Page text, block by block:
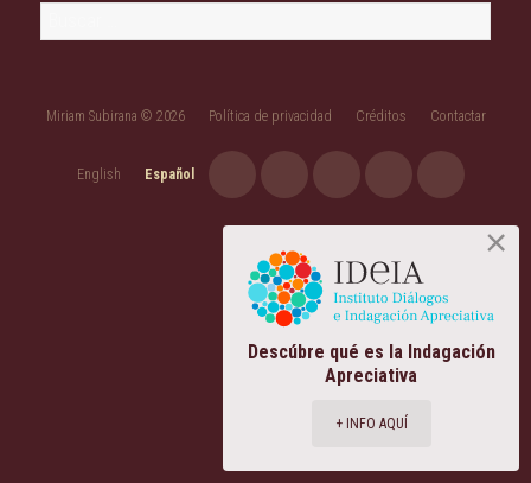
Miriam Subirana © 2026 Política de privacidad Créditos Contactar
English Español
Descúbre qué es la Indagación
Apreciativa
+ INFO AQUÍ